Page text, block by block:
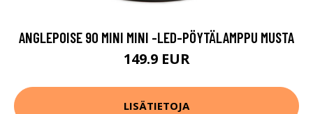
ANGLEPOISE 90 MINI MINI -LED-PÖYTÄLAMPPU MUSTA
149.9 EUR
LISÄTIETOJA